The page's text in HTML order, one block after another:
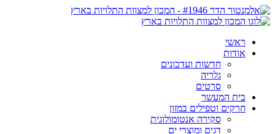
ראשי
אודות
חדשות ועדכונים
גלריה
סרטים
בית המעשר
חרקים וטפילים במזון
סקירה אנטומולוגית
דגים ומוצרי ים